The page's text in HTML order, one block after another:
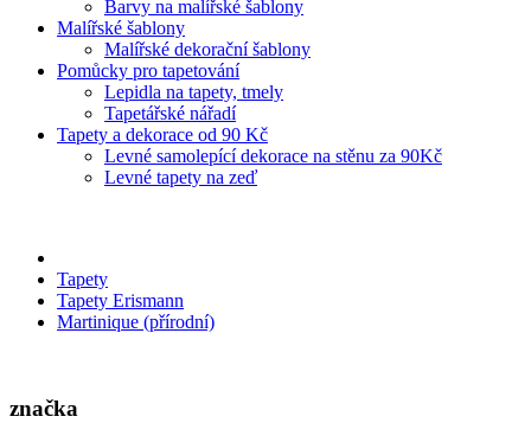
Barvy na malířské šablony
Malířské šablony
Malířské dekorační šablony
Pomůcky pro tapetování
Lepidla na tapety, tmely
Tapetářské nářadí
Tapety a dekorace od 90 Kč
Levné samolepící dekorace na stěnu za 90Kč
Levné tapety na zeď
Tapety
Tapety Erismann
Martinique (přírodní)
značka